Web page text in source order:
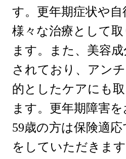
す。更年期症状や
様々な治療として
ます。また、美容
されており、アン
的としたケアにも
ます。更年期障害
59歳の方は保険適
をしていただきま